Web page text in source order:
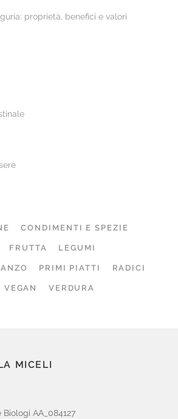
proprietà, benefici e valori
CONDIMENTI E SPEZIE
FRUTTA LEGUMI
PRIMI PIATTI RADICI
VEGAN VERDURA
MICELI
AA_084127